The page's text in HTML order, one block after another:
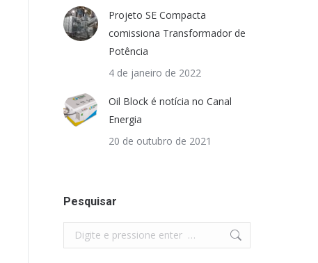
Projeto SE Compacta
comissiona Transformador de
Potência
4 de janeiro de 2022
Oil Block é notícia no Canal
Energia
20 de outubro de 2021
Pesquisar
Search: